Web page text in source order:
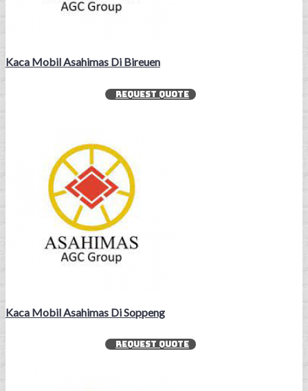
Kaca Mobil Asahimas Di Bireuen
REQUEST QUOTE
Kaca Mobil Asahimas Di Soppeng
REQUEST QUOTE